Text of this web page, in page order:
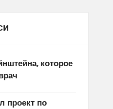
которое
проект по